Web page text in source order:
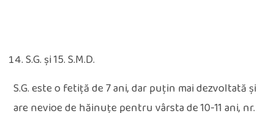
S.G. și 15. S.M.D.
S.G. este o fetiță de 7 ani, dar puțin mai dezvoltată și
are nevioe de hăinuțe pentru vârsta de 10-11 ani, nr.